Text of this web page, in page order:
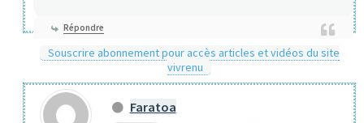
Répondre
Souscrire abonnement pour accès articles et vidéos du site
vivrenu
Faratoa